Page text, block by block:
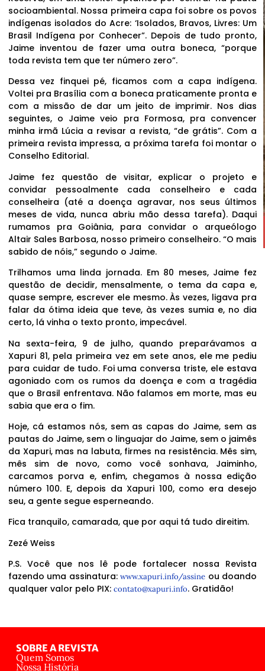
socioambiental. Nossa primeira capa foi sobre os povos
indígenas isolados do Acre: ‘Isolados, Bravos, Livres: Um
Brasil Indígena por Conhecer”. Depois de tudo pronto,
Jaime inventou de fazer uma outra boneca, “porque
toda revista tem que ter número zero”.
Dessa vez finquei pé, ficamos com a capa indígena.
Voltei pra Brasília com a boneca praticamente pronta e
com a missão de dar um jeito de imprimir. Nos dias
seguintes, o Jaime veio pra Formosa, pra convencer
minha irmã Lúcia a revisar a revista, “de grátis”. Com a
primeira revista impressa, a próxima tarefa foi montar o
Conselho Editorial.
Jaime fez questão de visitar, explicar o projeto e
convidar pessoalmente cada conselheiro e cada
conselheira (até a doença agravar, nos seus últimos
meses de vida, nunca abriu mão dessa tarefa). Daqui
rumamos pra Goiânia, para convidar o arqueólogo
Altair Sales Barbosa, nosso primeiro conselheiro. “O mais
sabido de nóis,” segundo o Jaime.
Trilhamos uma linda jornada. Em 80 meses, Jaime fez
questão de decidir, mensalmente, o tema da capa e,
quase sempre, escrever ele mesmo. Às vezes, ligava pra
falar da ótima ideia que teve, às vezes sumia e, no dia
certo, lá vinha o texto pronto, impecável.
Na sexta-feira, 9 de julho, quando preparávamos a
Xapuri 81, pela primeira vez em sete anos, ele me pediu
para cuidar de tudo. Foi uma conversa triste, ele estava
agoniado com os rumos da doença e com a tragédia
que o Brasil enfrentava. Não falamos em morte, mas eu
sabia que era o fim.
Hoje, cá estamos nós, sem as capas do Jaime, sem as
pautas do Jaime, sem o linguajar do Jaime, sem o jaimês
da Xapuri, mas na labuta, firmes na resistência. Mês sim,
mês sim de novo, como você sonhava, Jaiminho,
carcamos porva e, enfim, chegamos à nossa edição
número 100. E, depois da Xapuri 100, como era desejo
seu, a gente segue esperneando.
Fica tranquilo, camarada, que por aqui tá tudo direitim.
Zezé Weiss
P.S. Você que nos lê pode fortalecer nossa Revista
fazendo uma assinatura:www.xapuri.info/assine ou doando
qualquer valor pelo PIX: contato@xapuri.info. Gratidão!
SOBRE A REVISTA
Quem Somos
Nossa História